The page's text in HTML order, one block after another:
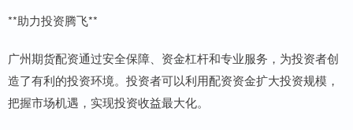
**助力投资腾飞**
广州期货配资通过安全保障、资金杠杆和专业服务，为投资者创
造了有利的投资环境。投资者可以利用配资资金扩大投资规模，
把握市场机遇，实现投资收益最大化。